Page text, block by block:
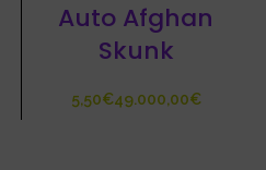
Auto Afghan
Skunk
€ €